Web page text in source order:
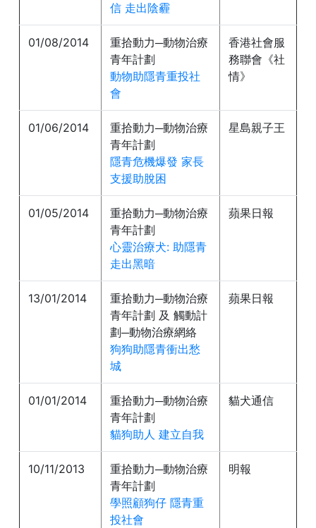
信 走出陰霾
01/08/2014
重拾動力─動物治療
青年計劃
動物助隱青重投社
會
香港社會服
務聯會《社
情》
01/06/2014
重拾動力─動物治療
青年計劃
隱青危機爆發 家長
支援助脫困
星島親子王
01/05/2014
重拾動力─動物治療
青年計劃
心靈治療犬: 助隱青
走出黑暗
蘋果日報
13/01/2014
重拾動力─動物治療
青年計劃 及 觸動計
劃─動物治療網絡
狗狗助隱青衝出愁
城
蘋果日報
01/01/2014
重拾動力─動物治療
青年計劃
貓狗助人 建立自我
貓犬通信
10/11/2013
重拾動力─動物治療
青年計劃
學照顧狗仔 隱青重
投社會
明報